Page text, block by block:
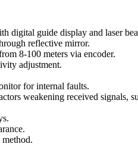
digital guide display and laser
reflective mirror.
8-100 meters via encoder.
adjustment.
for internal faults.
weakening received signals,